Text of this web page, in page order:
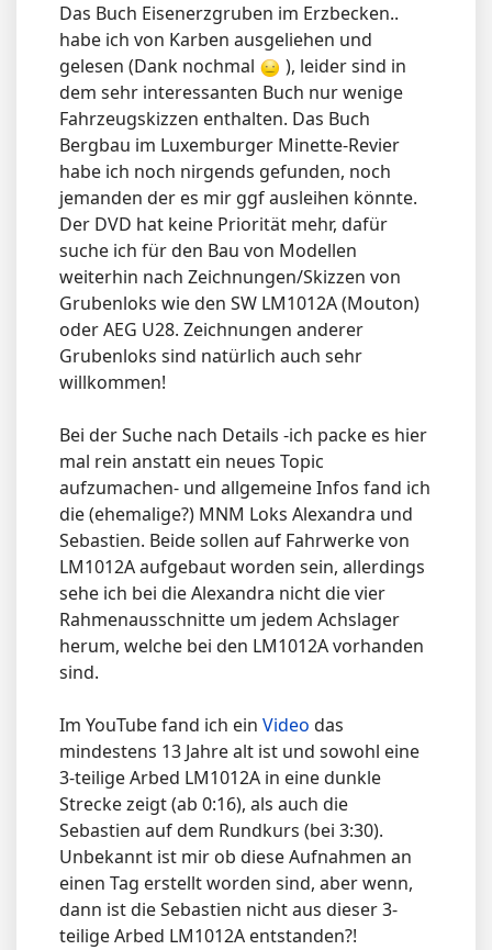
Das Buch Eisenerzgruben im Erzbecken..
habe ich von Karben ausgeliehen und
gelesen (Dank nochmal
), leider sind in
dem sehr interessanten Buch nur wenige
Fahrzeugskizzen enthalten. Das Buch
Bergbau im Luxemburger Minette-Revier
habe ich noch nirgends gefunden, noch
jemanden der es mir ggf ausleihen könnte.
Der DVD hat keine Priorität mehr, dafür
suche ich für den Bau von Modellen
weiterhin nach Zeichnungen/Skizzen von
Grubenloks wie den SW LM1012A (Mouton)
oder AEG U28. Zeichnungen anderer
Grubenloks sind natürlich auch sehr
willkommen!
Bei der Suche nach Details -ich packe es hier
mal rein anstatt ein neues Topic
aufzumachen- und allgemeine Infos fand ich
die (ehemalige?) MNM Loks Alexandra und
Sebastien. Beide sollen auf Fahrwerke von
LM1012A aufgebaut worden sein, allerdings
sehe ich bei die Alexandra nicht die vier
Rahmenausschnitte um jedem Achslager
herum, welche bei den LM1012A vorhanden
sind.
Im YouTube fand ich ein Video das
mindestens 13 Jahre alt ist und sowohl eine
3-teilige Arbed LM1012A in eine dunkle
Strecke zeigt (ab 0:16), als auch die
Sebastien auf dem Rundkurs (bei 3:30).
Unbekannt ist mir ob diese Aufnahmen an
einen Tag erstellt worden sind, aber wenn,
dann ist die Sebastien nicht aus dieser 3-
teilige Arbed LM1012A entstanden?!